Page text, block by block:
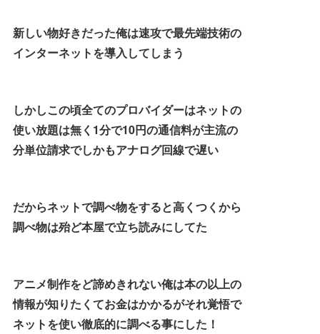
新しい物好きだった俺は速攻で最先端技術の
インターネットを導入してしまう
しかしこの頃全てのプロバイダーはネットの
使い放題は無く1分で10円の通信料が主流の
分単位請求でしかもアナログ回線で遅い
だからネットで調べ物をすると高くつくから
調べ物は殆ど本屋で立ち読みにしてた
アニメ制作をど諦めきれない俺は本の以上の
情報が知りたくてお金はかかるがそれ覚悟で
ネットを使い徹底的に調べる事にした！